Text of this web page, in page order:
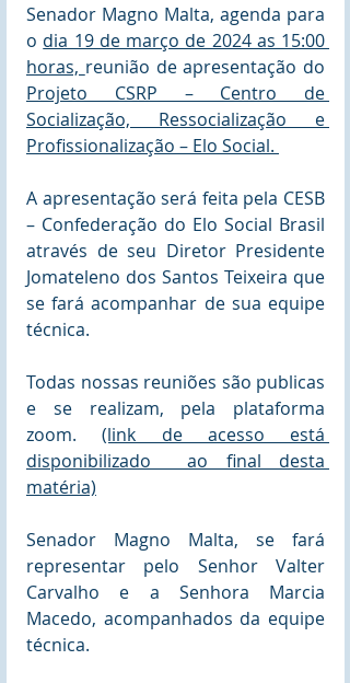
Senador Magno Malta, agenda para
o dia 19 de março de 2024 as 15:00
horas,
Projeto CSRP – Centro de
Socialização, Ressocialização e
Profissionalização – Elo Social.
A apresentação será feita pela CESB
– Confederação do Elo Social Brasil
através de seu Diretor Presidente
Jomateleno dos Santos Teixeira que
se fará acompanhar de sua equipe
técnica.
Todas nossas reuniões são publicas
e se realizam, pela plataforma
zoom. (link de acesso está
disponibilizado  ao final desta
matéria)
Senador Magno Malta, se fará
representar pelo Senhor Valter
Carvalho e a Senhora Marcia
Macedo, acompanhados da equipe
técnica.